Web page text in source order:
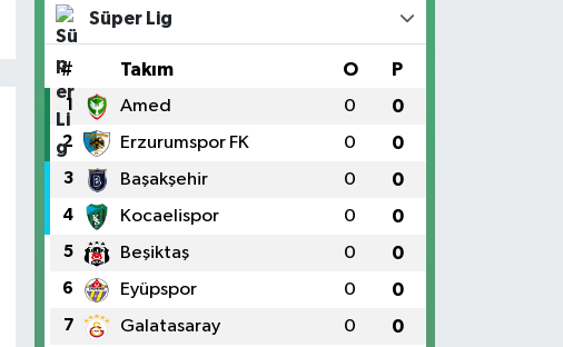
Süper Lig
# Takım O P
1 Amed 0 0
2 Erzurumspor FK 0 0
3 Başakşehir 0 0
4 Kocaelispor 0 0
5 Beşiktaş 0 0
6 Eyüpspor 0 0
7 Galatasaray 0 0